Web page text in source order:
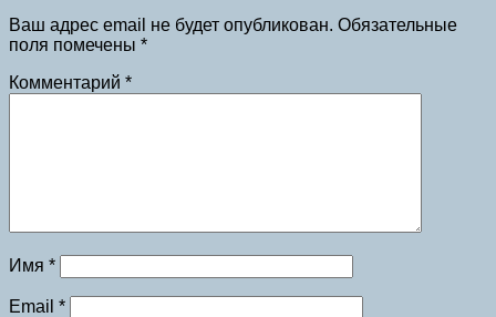
Ваш адрес email не будет опубликован. Обязательные
поля помечены *
Комментарий *
Имя *
Email *